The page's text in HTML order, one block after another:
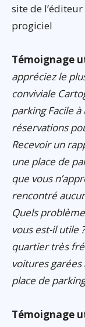
site de
progiciel
Témoignage
appréciez le
conviviale
parking Facile
réservations
Recevoir un
une place de
que vous
rencontré
Quels
vous est-il utile
quartier très
voitures garées
place de
Témoignage